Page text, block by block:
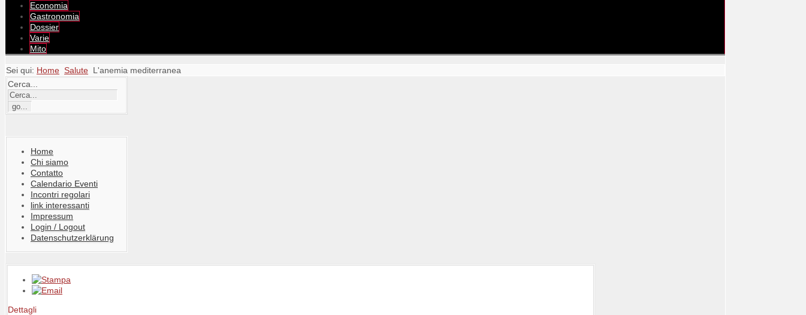
Economia
Gastronomia
Dossier
Varie
Mito
Sei qui: Home Salute L'anemia mediterranea
Cerca...
Home
Chi siamo
Contatto
Calendario Eventi
Incontri regolari
link interessanti
Impressum
Login / Logout
Datenschutzerklärung
Dettagli